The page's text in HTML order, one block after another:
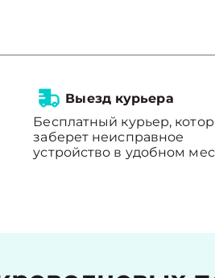
Выезд курьера
Бесплатный курьер,
заберет неисправное
устройство в удобном